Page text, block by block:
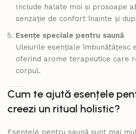
Include halate moi și prosoape
senzație de confort înainte și
Esențe speciale pentru saună
Uleiurile esențiale îmbunătățesc
oferind arome terapeutice care
corpul.
Cum te ajută esențele
creezi un ritual holistic?
Esențele pentru saună sunt mai